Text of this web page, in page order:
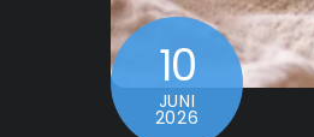
10
JUNI
2026